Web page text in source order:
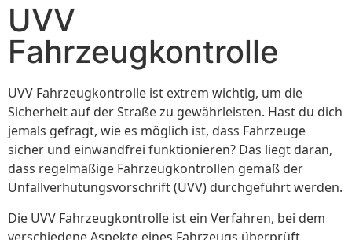
UVV
Fahrzeugkontrolle
UVV Fahrzeugkontrolle ist extrem wichtig, um die
Sicherheit auf der Straße zu gewährleisten. Hast du dich
jemals gefragt, wie es möglich ist, dass Fahrzeuge
sicher und einwandfrei funktionieren? Das liegt daran,
dass regelmäßige Fahrzeugkontrollen gemäß der
Unfallverhütungsvorschrift (UVV) durchgeführt werden.
Die UVV Fahrzeugkontrolle ist ein Verfahren, bei dem